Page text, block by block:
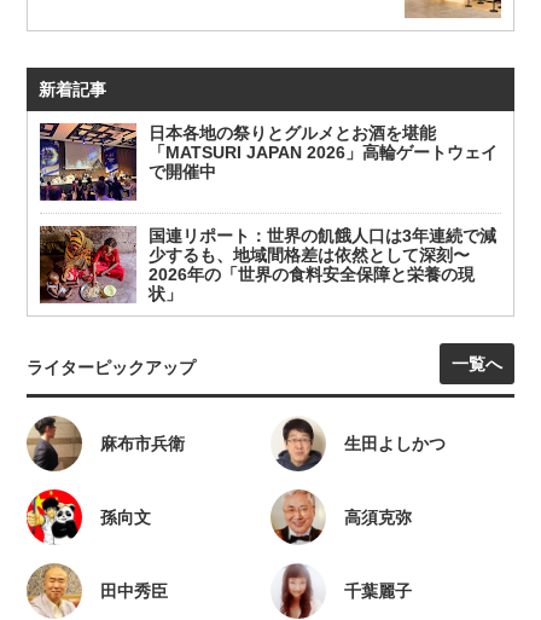
新着記事
日本各地の祭りとグルメとお酒を堪能
「MATSURI JAPAN 2026」高輪ゲートウェイ
で開催中
国連リポート：世界の飢餓人口は3年連続で減
少するも、地域間格差は依然として深刻〜
2026年の「世界の食料安全保障と栄養の現
状」
ライターピックアップ 一覧へ
麻布市兵衛 生田よしかつ
孫向文 高須克弥
田中秀臣 千葉麗子